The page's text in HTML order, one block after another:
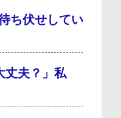
ち伏せしてい
丈夫？」私